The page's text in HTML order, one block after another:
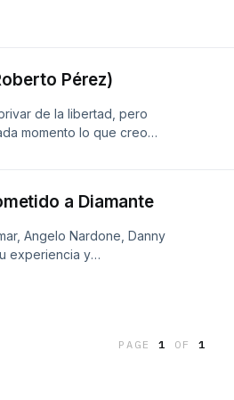
Pérez)
de la libertad, pero
momento lo que creo
a Diamante
Angelo Nardone, Danny
experiencia y
PAGE1 OF 1